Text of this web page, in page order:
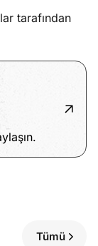
tarafından
Tümü